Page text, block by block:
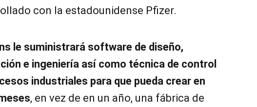
con la estadounidense Pfizer.
le suministrará software de diseño,
e ingeniería así como técnica de control
industriales para que pueda crear en
, en vez de en un año, una fábrica de